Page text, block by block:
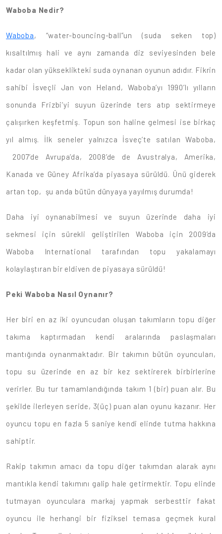
Waboba Nedir?
Waboba, “water-bouncing-ball”un (suda seken top)
kısaltılmış hali ve aynı zamanda diz seviyesinden bele
kadar olan yükseklikteki suda oynanan oyunun adıdır. Fikrin
sahibi İsveçli Jan von Heland, Waboba’yı 1990’lı yılların
sonunda Frizbi’yi suyun üzerinde ters atıp sektirmeye
çalışırken keşfetmiş. Topun son haline gelmesi ise birkaç
yıl almış. İlk seneler yalnızca İsveç’te satılan Waboba,
2007’de Avrupa’da, 2008’de de Avustralya, Amerika,
Kanada ve Güney Afrika’da piyasaya sürüldü. Ünü giderek
artan top, şu anda bütün dünyaya yayılmış durumda!
Daha iyi oynanabilmesi ve suyun üzerinde daha iyi
sekmesi için sürekli geliştirilen Waboba için 2009’da
Waboba International tarafından topu yakalamayı
kolaylaştıran bir eldiven de piyasaya sürüldü!
Peki Waboba Nasıl Oynanır?
Her biri en az iki oyuncudan oluşan takımların topu diğer
takıma kaptırmadan kendi aralarında paslaşmaları
mantığında oynanmaktadır. Bir takımın bütün oyuncuları,
topu su üzerinde en az bir kez sektirerek birbirlerine
verirler. Bu tur tamamlandığında takım 1 (bir) puan alır. Bu
şekilde ilerleyen seride, 3(üç) puan alan oyunu kazanır. Her
oyuncu topu en fazla 5 saniye kendi elinde tutma hakkına
sahiptir.
Rakip takımın amacı da topu diğer takımdan alarak aynı
mantıkla kendi takımını galip hale getirmektir. Topu elinde
tutmayan oyunculara markaj yapmak serbesttir fakat
oyuncu ile herhangi bir fiziksel temasa geçmek kural